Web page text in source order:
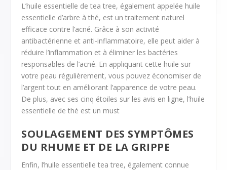
L’huile essentielle de tea tree, également appelée huile
essentielle d’arbre à thé, est un traitement naturel
efficace contre l’acné. Grâce à son activité
antibactérienne et anti-inflammatoire, elle peut aider à
réduire l’inflammation et à éliminer les bactéries
responsables de l’acné. En appliquant cette huile sur
votre peau régulièrement, vous pouvez économiser de
l’argent tout en améliorant l’apparence de votre peau.
De plus, avec ses cinq étoiles sur les avis en ligne, l’huile
essentielle de thé est un must
SOULAGEMENT DES SYMPTÔMES
DU RHUME ET DE LA GRIPPE
Enfin, l’huile essentielle tea tree, également connue